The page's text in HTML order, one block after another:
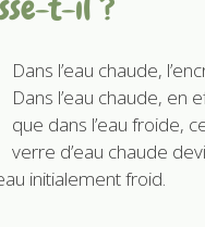
t-il ?
Dans l’eau chaude,
Dans l’eau chaude, en
que dans l’eau froide,
verre d’eau chaude
initialement froid.